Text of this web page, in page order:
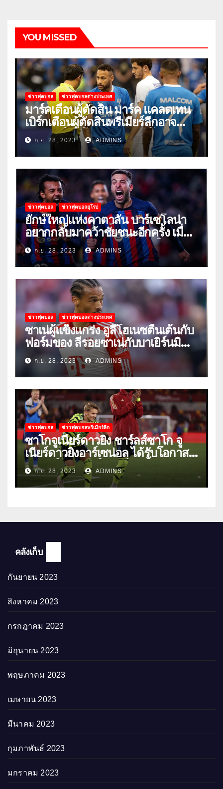
YOU MISSED
ข่าวฟุตบอล ข่าวฟุตบอลต่างประเทศ
มาร์คเตือนผู้ตัดสิน มาร์ค แคลตเทน
เบิร์กเตือนผู้ตัดสินพรีเมียร์ลีกอาจ
‘ยอมแพ้ในยูโรหรือฟุตบอลโลก’
ก.ย. 28, 2023 ADMINS
ข่าวฟุตบอล ข่าวฟุตบอลยุโรป
ยักษ์ใหญ่แห่งคาตาลัน บาร์เซโลน่า
อยากกลับมาคว้าชัยชนะอีกครั้ง เมื่อ
พวกเขาเปิดบ้านรับมือเซบีย่าในลีก
ก.ย. 28, 2023 ADMINS
ข่าวฟุตบอล ข่าวฟุตบอลต่างประเทศ
ซาเน่ผู้แข็งแกร่ง อูลี่โฮเนซตื่นเต้นกับ
ฟอร์มของ ลีรอยซาเน่กับบาเยิร์นมิ
วนิคก.ย. 28, 2023 ADMINS
ข่าวฟุตบอล ข่าวฟุตบอลพรีเมียร์ลีก
ซาโกจูเนียร์ดาวยิง ชาร์ลส์ซาโก จู
เนียร์ดาวยิงอาร์เซน่อล ได้รับโอกาส
ลงเล่นให้ทีมชุดใหญ่เป็นครั้งแรก
ก.ย. 28, 2023 ADMINS
คลังเก็บ
กันยายน 2023
สิงหาคม 2023
กรกฎาคม 2023
มิถุนายน 2023
พฤษภาคม 2023
เมษายน 2023
มีนาคม 2023
กุมภาพันธ์ 2023
มกราคม 2023